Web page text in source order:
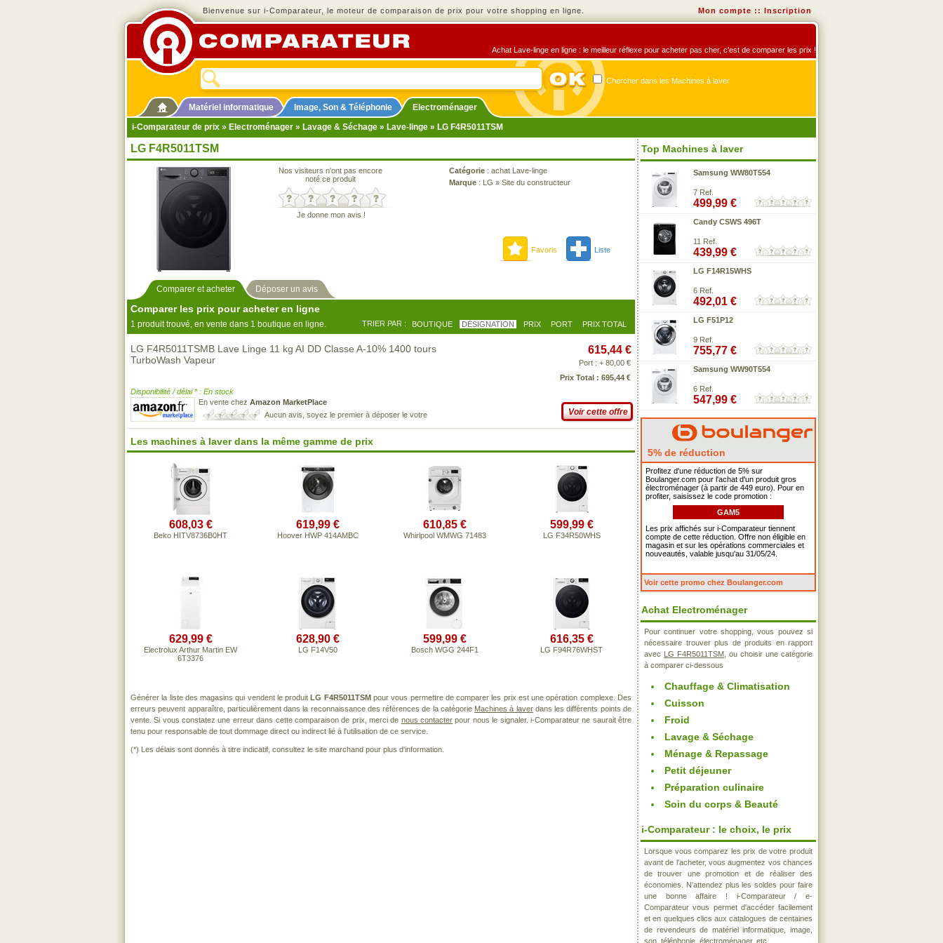
Bienvenue sur i-Comparateur, le moteur de comparaison de prix pour votre shopping en ligne. Mon compte :: Inscription
Achat Lave-linge en ligne : le meilleur réflexe pour acheter pas cher, c'est de comparer les prix !
Chercher dans les Machines à laver
Matériel informatique Image, Son & Téléphonie
Electroménager
i-Comparateur de prix » Electroménager » Lavage & Séchage » Lave-linge » LG F4R5011TSM
LG F4R5011TSM
Nos visiteurs n'ont pas encore
noté ce produit
Je donne mon avis !
Catégorie : achat Lave-linge
Marque : LG » Site du constructeur
Favoris Liste
Comparer et acheter Déposer un avis
Comparer les prix pour acheter en ligne
1 produit trouvé, en vente dans 1 boutique en ligne. TRIER PAR : BOUTIQUE DÉSIGNATION PRIX PORT PRIX TOTAL
LG F4R5011TSMB Lave Linge 11 kg AI DD Classe A-10% 1400 tours
TurboWash Vapeur
Disponibilité / délai * : En stock
En vente chez Amazon MarketPlace
Aucun avis, soyez le premier à déposer le votre
615,44 €
Port : + 80,00 €
Prix Total : 695,44 €
Voir cette offre
Les machines à laver dans la même gamme de prix
608,03 €
Beko HITV8736B0HT
619,99 €
Hoover HWP 414AMBC
610,85 €
Whirlpool WMWG 71483
599,99 €
LG F34R50WHS
629,99 €
Electrolux Arthur Martin EW
6T3376
628,90 €
LG F14V50
599,99 €
Bosch WGG 244F1
616,35 €
LG F94R76WHST
Générer la liste des magasins qui vendent le produitLG F4R5011TSMpour vous permettre de comparer les prix est une opération complexe. Des
erreurs peuvent apparaître, particulièrement dans la reconnaissance des références de la catégorie Machines à laverdans les différents points de
vente. Si vous constatez une erreur dans cette comparaison de prix, merci de nous contacter pour nous le signaler. i-Comparateur ne saurait être
tenu pour responsable de tout dommage direct ou indirect lié à l'utilisation de ce service.
(*) Les délais sont donnés à titre indicatif, consultez le site marchand pour plus d'information.
Top Machines à laver
Samsung WW80T554
7 Ref.
499,99 €
Candy CSWS 496T
11 Ref.
439,99 €
LG F14R15WHS
6 Ref.
492,01 €
LG F51P12
9 Ref.
755,77 €
Samsung WW90T554
6 Ref.
547,99 €
5% de réduction
Profitez d'une réduction de 5% sur
Boulanger.com pour l'achat d'un produit gros
électroménager (à partir de 449 euro). Pour en
profiter, saisissez le code promotion :
GAM5
Les prix affichés sur i-Comparateur tiennent
compte de cette réduction. Offre non éligible en
magasin et sur les opérations commerciales et
nouveautés, valable jusqu'au 31/05/24.
Voir cette promo chez Boulanger.com
Achat Electroménager
Pour continuer votre shopping, vous pouvez si
nécessaire trouver plus de produits en rapport
avec LG F4R5011TSM , ou choisir une catégorie
à comparer ci-dessous
Chauffage & Climatisation
Cuisson
Froid
Lavage & Séchage
Ménage & Repassage
Petit déjeuner
Préparation culinaire
Soin du corps & Beauté
i-Comparateur : le choix, le prix
Lorsque vous comparez les prix de votre produit
avant de l'acheter, vous augmentez vos chances
de trouver une promotion et de réaliser des
économies. N'attendez plus les soldes pour faire
une bonne affaire ! i-Comparateur / e-
Comparateur vous permet d'accéder facilement
et en quelques clics aux catalogues de centaines
de revendeurs de matériel informatique, image,
son, téléphonie, électroménager, etc..